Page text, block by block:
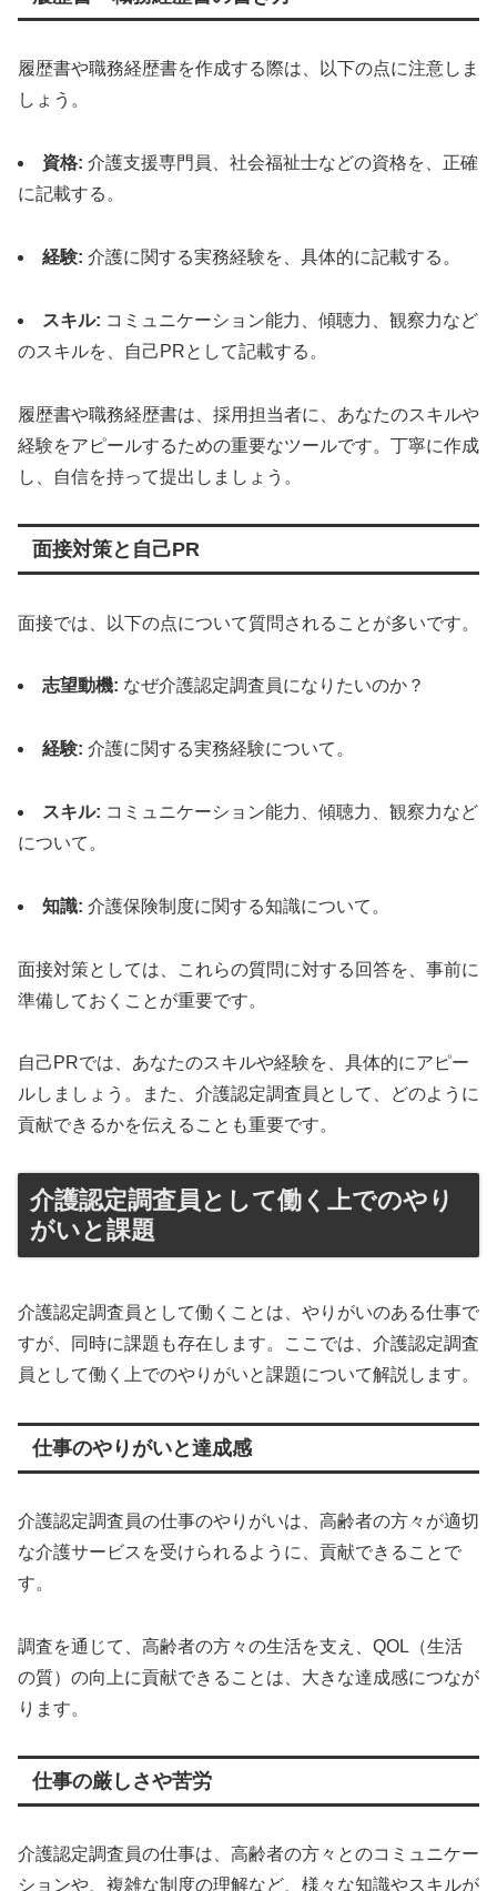
履歴書や職務経歴書を作成する際は、以下の点に注意しま
しょう。
資格: 介護支援専門員、社会福祉士などの資格を、正確
に記載する。
経験: 介護に関する実務経験を、具体的に記載する。
スキル: コミュニケーション能力、傾聴力、観察力など
のスキルを、自己PRとして記載する。
履歴書や職務経歴書は、採用担当者に、あなたのスキルや
経験をアピールするための重要なツールです。丁寧に作成
し、自信を持って提出しましょう。
面接対策と自己PR
面接では、以下の点について質問されることが多いです。
志望動機: なぜ介護認定調査員になりたいのか？
経験: 介護に関する実務経験について。
スキル: コミュニケーション能力、傾聴力、観察力など
について。
知識: 介護保険制度に関する知識について。
面接対策としては、これらの質問に対する回答を、事前に
準備しておくことが重要です。
自己PRでは、あなたのスキルや経験を、具体的にアピー
ルしましょう。また、介護認定調査員として、どのように
貢献できるかを伝えることも重要です。
介護認定調査員として働く上でのやり
がいと課題
介護認定調査員として働くことは、やりがいのある仕事で
すが、同時に課題も存在します。ここでは、介護認定調査
員として働く上でのやりがいと課題について解説します。
仕事のやりがいと達成感
介護認定調査員の仕事のやりがいは、高齢者の方々が適切
な介護サービスを受けられるように、貢献できることで
す。
調査を通じて、高齢者の方々の生活を支え、QOL（生活
の質）の向上に貢献できることは、大きな達成感につなが
ります。
仕事の厳しさや苦労
介護認定調査員の仕事は、高齢者の方々とのコミュニケー
ションや、複雑な制度の理解など、様々な知識やスキルが